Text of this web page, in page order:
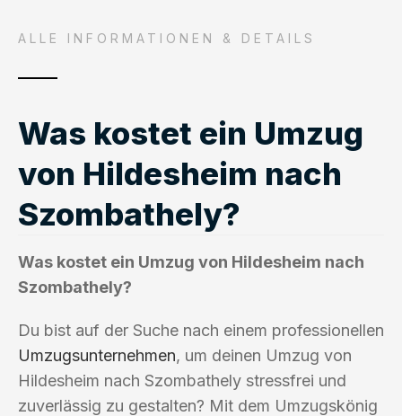
ALLE INFORMATIONEN & DETAILS
Was kostet ein Umzug
von Hildesheim nach
Szombathely?
Was kostet ein Umzug von Hildesheim nach
Szombathely?
Du bist auf der Suche nach einem professionellen
Umzugsunternehmen, um deinen Umzug von
Hildesheim nach Szombathely stressfrei und
zuverlässig zu gestalten? Mit dem Umzugskönig